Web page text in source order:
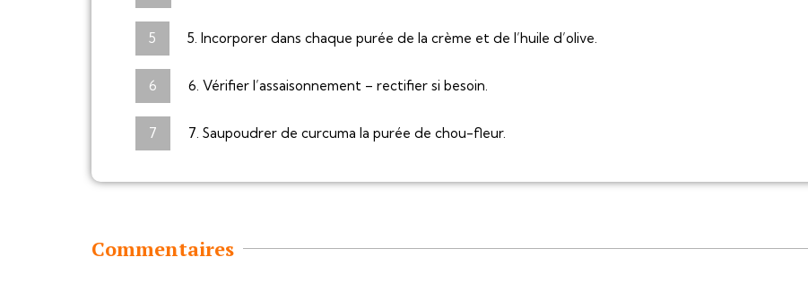
5. Incorporer dans chaque purée de la crème et de l’huile d’olive.
6. Vérifier l’assaisonnement – rectifier si besoin.
7. Saupoudrer de curcuma la purée de chou-fleur.
Commentaires